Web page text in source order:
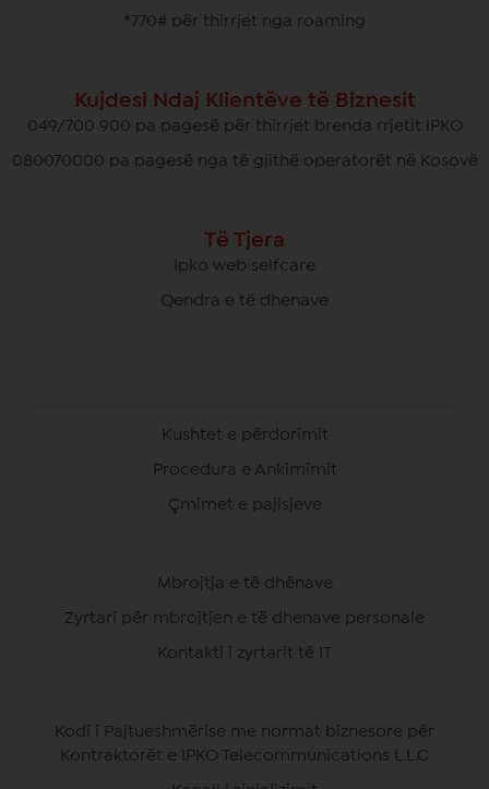
*770# për thirrjet nga roaming
Kujdesi Ndaj Klientëve të Biznesit
049/700 900 pa pagesë për thirrjet brenda rrjetit IPKO
080070000 pa pagesë nga të gjithë operatorët në Kosovë
Të Tjera
Ipko web selfcare
Qendra e të dhenave
Kushtet e përdorimit
Procedura e Ankimimit
Çmimet e pajisjeve
Mbrojtja e të dhënave
Zyrtari për mbrojtjen e të dhenave personale
Kontakti i zyrtarit të IT
Kodi i Pajtueshmërise me normat biznesore për
Kontraktorët e IPKO Telecommunications L.L.C